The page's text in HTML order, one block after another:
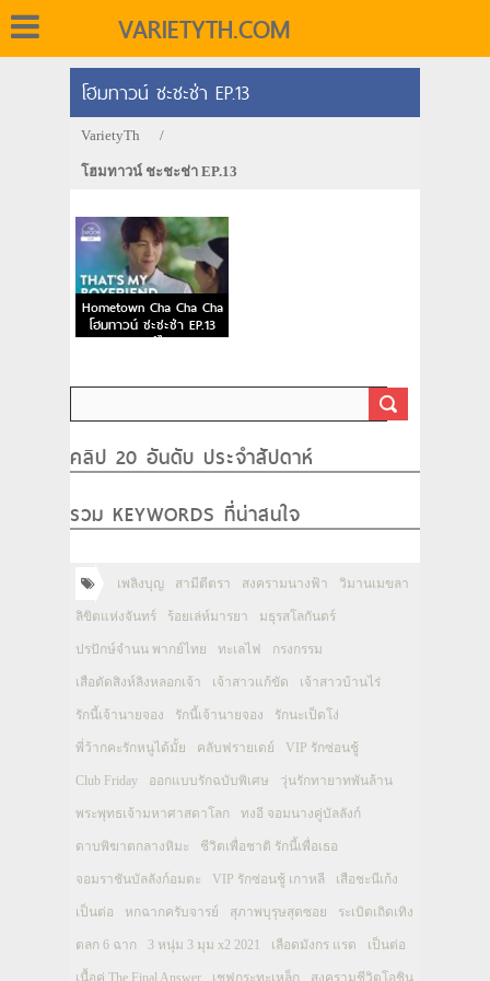
VARIETYTH.COM
โฮมทาวน์ ชะชะช่า EP.13
VarietyTh /
โฮมทาวน์ ชะชะช่า EP.13
Hometown Cha Cha Cha
โฮมทาวน์ ชะชะช่า EP.13
พากย์ไทย
คลิป 20 อันดับ ประจำสัปดาห์
รวม KEYWORDS ที่น่าสนใจ
เพลิงบุญ สามีตีตรา สงครามนางฟ้า วิมานเมขลา
ลิขิตแห่งจันทร์ ร้อยเล่ห์มารยา มธุรสโลกันตร์
ปรปักษ์จำนน พากย์ไทย ทะเลไฟ กรงกรรม
เสือตัดสิงห์ลิงหลอกเจ้า เจ้าสาวแก้ขัด เจ้าสาวบ้านไร่
รักนี้เจ้านายจอง รักนี้เจ้านายจอง รักนะเป็ดโง่
พี่ว้ากคะรักหนูได้มั้ย คลับฟรายเดย์ VIP รักซ่อนชู้
Club Friday ออกแบบรักฉบับพิเศษ วุ่นรักทายาทพันล้าน
พระพุทธเจ้ามหาศาสดาโลก ทงอี จอมนางคู่บัลลังก์
ดาบพิฆาตกลางหิมะ ชีวิตเพื่อชาติ รักนี้เพื่อเธอ
จอมราชันบัลลังก์อมตะ VIP รักซ่อนชู้ เกาหลี เสือชะนีเก้ง
เป็นต่อ หกฉากครับจารย์ สุภาพบุรุษสุดซอย ระเบิดเถิดเทิง
ตลก 6 ฉาก 3 หนุ่ม 3 มุม x2 2021 เลือดมังกร แรด เป็นต่อ
เนื้อคู่ The Final Answer เชฟกระทะเหล็ก สงครามชีวิตโอชิน